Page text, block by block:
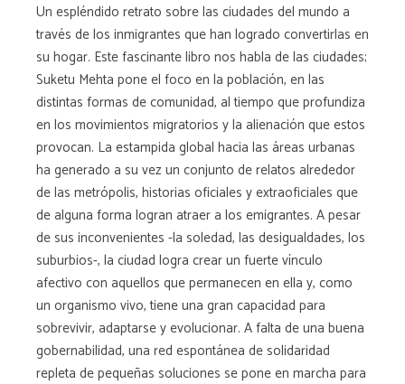
Un espléndido retrato sobre las ciudades del mundo a
través de los inmigrantes que han logrado convertirlas en
su hogar. Este fascinante libro nos habla de las ciudades;
Suketu Mehta pone el foco en la población, en las
distintas formas de comunidad, al tiempo que profundiza
en los movimientos migratorios y la alienación que estos
provocan. La estampida global hacia las áreas urbanas
ha generado a su vez un conjunto de relatos alrededor
de las metrópolis, historias oficiales y extraoficiales que
de alguna forma logran atraer a los emigrantes. A pesar
de sus inconvenientes -la soledad, las desigualdades, los
suburbios-, la ciudad logra crear un fuerte vínculo
afectivo con aquellos que permanecen en ella y, como
un organismo vivo, tiene una gran capacidad para
sobrevivir, adaptarse y evolucionar. A falta de una buena
gobernabilidad, una red espontánea de solidaridad
repleta de pequeñas soluciones se pone en marcha para